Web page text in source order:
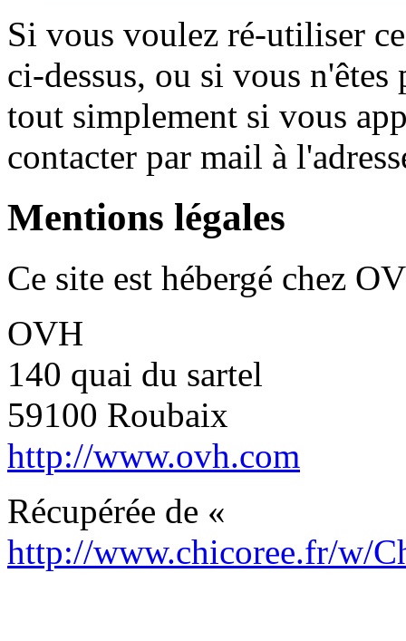
Si vous voulez ré-utiliser
ci-dessus, ou si vous
tout simplement si vous
contacter par mail à
Mentions légales
Ce site est hébergé chez
OVH
140 quai du sartel
59100 Roubaix
http://www.ovh.com
Récupérée de «
http://www.chicoree.fr/w/